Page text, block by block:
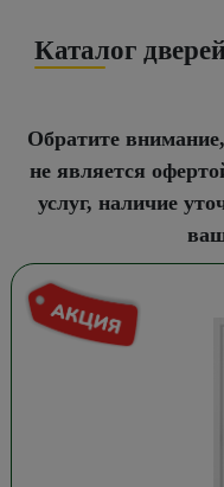
Каталог
Обратите
не является
услуг, наличие